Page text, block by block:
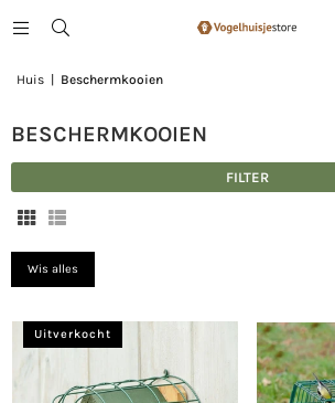
Huis Beschermkooien
BESCHERMKOOIEN
FILTER
Wis alles
Uitverkocht